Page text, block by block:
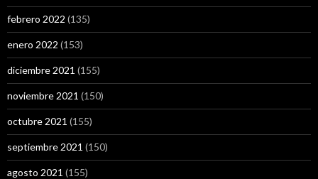
febrero 2022 (135)
enero 2022 (153)
diciembre 2021 (155)
noviembre 2021 (150)
octubre 2021 (155)
septiembre 2021 (150)
agosto 2021 (155)